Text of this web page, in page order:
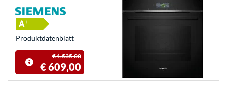
Produkt­datenblatt
€ 1.535,00
€ 609,00